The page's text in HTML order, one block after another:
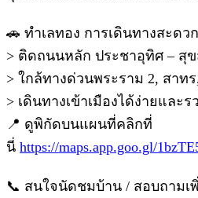
🚗 ทำเลทอง การเดินทางสะดว
> ติดถนนหลัก ประชาอุทิศ – สุ
> ใกล้ทางด่วนพระราม 2, สาท
> เดินทางเข้าเมืองได้ง่ายและร
📍 ดูพิกัดบนแผนที่คลิกที่
นี่ https://maps.app.goo.gl/
📞 สนใจนัดชมบ้าน / สอบถามเ